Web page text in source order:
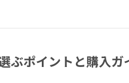
ぶポイントと購入ガ